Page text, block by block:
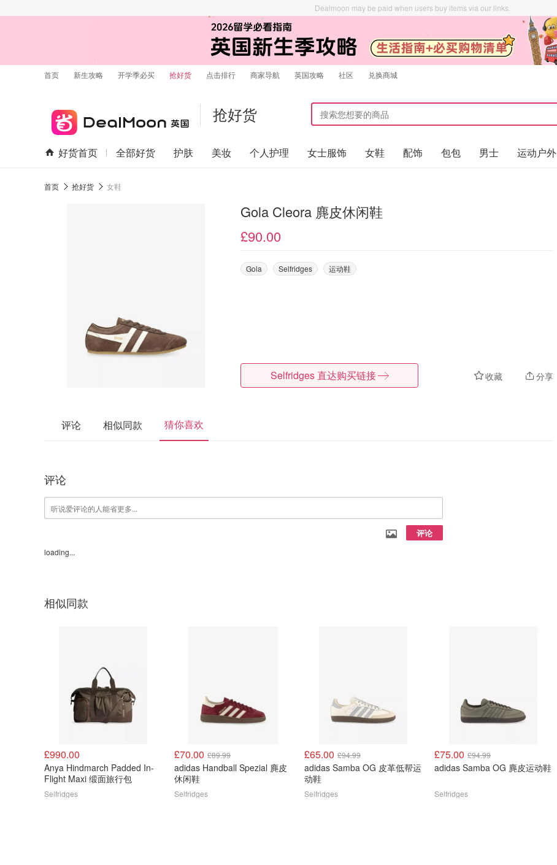
Dealmoon may be paid when users buy items via our links.
首页 新生攻略 开学季必买 抢好货 点击排行 商家导航 英国攻略 社区 兑换商城
抢好货
好货首页 全部好货 护肤 美妆 个人护理 女士服饰 女鞋 配饰 包包 男士 运动户外
首页 抢好货 女鞋
Gola Cleora 麂皮休闲鞋
£90.00
Gola Selfridges 运动鞋
收藏 分享
Selfridges 直达购买链接
评论 相似同款 猜你喜欢
评论
评论
loading...
相似同款
£990.00
Anya Hindmarch Padded In-
Flight Maxi 缎面旅行包
Selfridges
£70.00 £89.99
adidas Handball Spezial 麂皮
休闲鞋
Selfridges
£65.00 £94.99
adidas Samba OG 皮革低帮运
动鞋
Selfridges
£75.00 £94.99
adidas Samba OG 麂皮运动鞋
Selfridges